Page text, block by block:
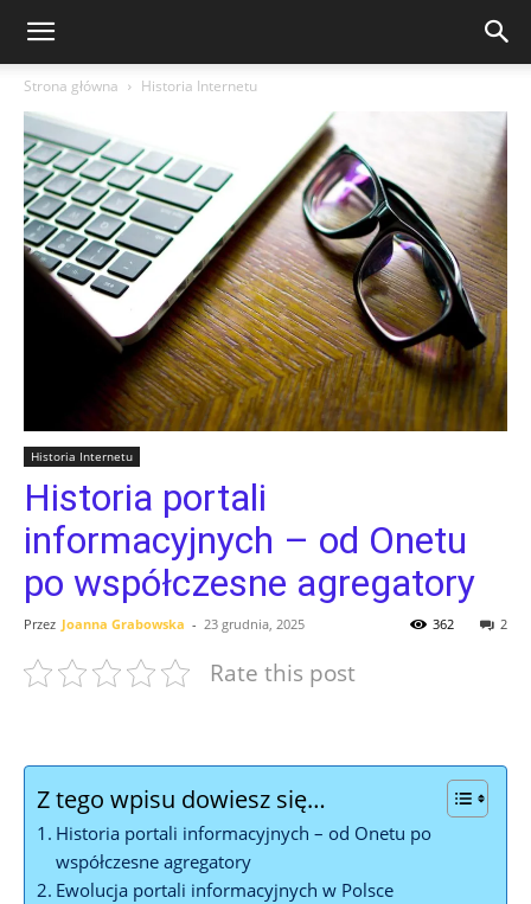
Strona główna Historia Internetu
Historia Internetu
Historia portali
informacyjnych – od Onetu
po współczesne agregatory
Przez Joanna Grabowska - 23 grudnia, 2025 2
362
Rate this post
Z tego wpisu dowiesz się…
Historia portali informacyjnych – od Onetu po
współczesne agregatory
Ewolucja portali informacyjnych w Polsce